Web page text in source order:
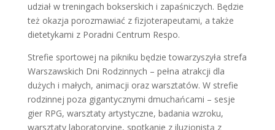
udział w treningach bokserskich i zapaśniczych. Będzie
też okazja porozmawiać z fizjoterapeutami, a także
dietetykami z Poradni Centrum Respo.
Strefie sportowej na pikniku będzie towarzyszyła strefa
Warszawskich Dni Rodzinnych – pełna atrakcji dla
dużych i małych, animacji oraz warsztatów. W strefie
rodzinnej poza gigantycznymi dmuchańcami – sesje
gier RPG, warsztaty artystyczne, badania wzroku,
warsztaty laboratoryjne, spotkanie z iluzjonistą z